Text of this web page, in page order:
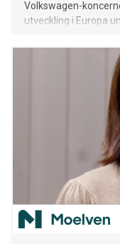
Volkswagen-
utveckling i Europa
procent sedan
position som